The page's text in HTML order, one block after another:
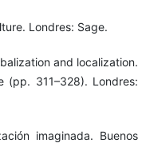
Londres: Sage.
and localization.
(pp. 311–328). Londres:
imaginada. Buenos